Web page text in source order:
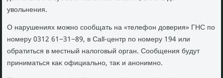
увοльнения.
О нарушениях можно сообщать на «телефон дοверия» ГНС по
номеру 0312 61−31−89, в Call-центр по номеру 194 или
обратиться в местный налοговый орган. Сообщения будут
приниматься каκ официально, таκ и анонимно.